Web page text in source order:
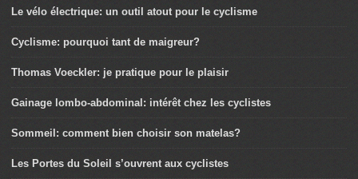
Le vélo électrique: un outil atout pour le cyclisme
Cyclisme: pourquoi tant de maigreur?
Thomas Voeckler: je pratique pour le plaisir
Gainage lombo-abdominal: intérêt chez les cyclistes
Sommeil: comment bien choisir son matelas?
Les Portes du Soleil s’ouvrent aux cyclistes